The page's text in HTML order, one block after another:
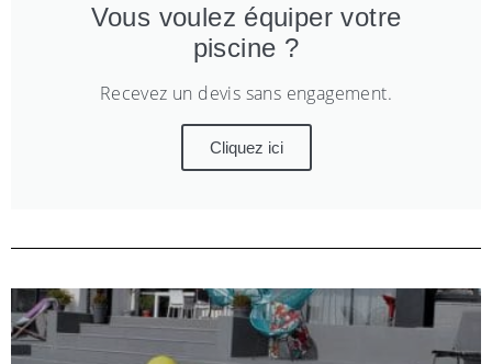
Vous voulez équiper votre
piscine ?
Recevez un devis sans engagement.
Cliquez ici